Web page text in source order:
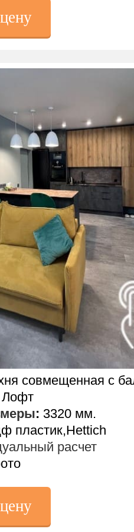
совмещенная с
Лофт
: 3320 мм.
пластик,Hettich
расчет